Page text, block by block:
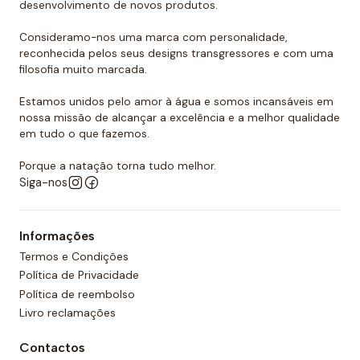
desenvolvimento de novos produtos.
Consideramo-nos uma marca com personalidade,
reconhecida pelos seus designs transgressores e com uma
filosofia muito marcada.
Estamos unidos pelo amor à água e somos incansáveis em
nossa missão de alcançar a excelência e a melhor qualidade
em tudo o que fazemos.
Porque a natação torna tudo melhor.
Siga-nos
Informações
Termos e Condições
Política de Privacidade
Política de reembolso
Livro reclamações
Contactos